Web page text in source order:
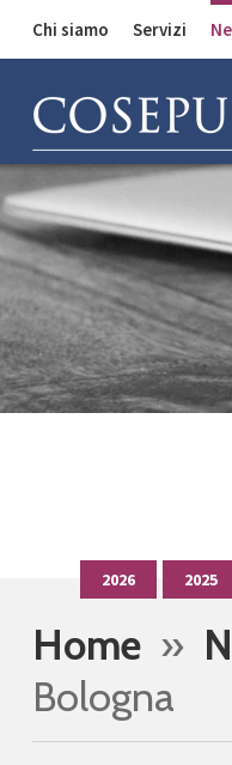
Chi siamo Servizi
2026 2025
Home »
Bologna